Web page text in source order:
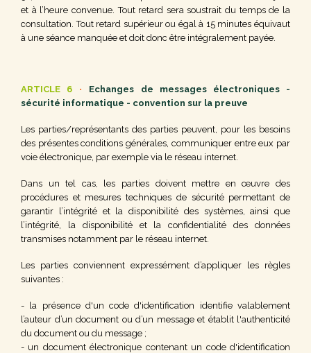
et à l’heure convenue. Tout retard sera soustrait du temps de la
consultation. Tout retard supérieur ou égal à 15 minutes équivaut
à une séance manquée et doit donc être intégralement payée.
ARTICLE 6 •
Echanges de messages électroniques -
sécurité informatique - convention sur la preuve
Les parties/représentants des parties peuvent, pour les besoins
des présentes conditions générales, communiquer entre eux par
voie électronique, par exemple via le réseau internet.
Dans un tel cas, les parties doivent mettre en œuvre des
procédures et mesures techniques de sécurité permettant de
garantir l’intégrité et la disponibilité des systèmes, ainsi que
l’intégrité, la disponibilité et la confidentialité des données
transmises notamment par le réseau internet.
Les parties conviennent expressément d’appliquer les règles
suivantes :
- la présence d'un code d'identification identifie valablement
l’auteur d’un document ou d’un message et établit l'authenticité
du document ou du message ;
- un document électronique contenant un code d'identification